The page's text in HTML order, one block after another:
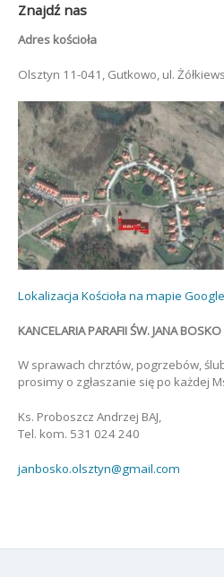
Znajdź nas
Adres kościoła
Olsztyn 11-041, Gutkowo, ul.
Lokalizacja Kościoła na mapie Google
KANCELARIA PARAFII ŚW. JANA BOSKO
W sprawach chrztów, pogrzebów,
prosimy o zgłaszanie się po każdej
Ks. Proboszcz Andrzej BAJ,
Tel. kom. 531 024 240
janbosko.olsztyn@gmail.com